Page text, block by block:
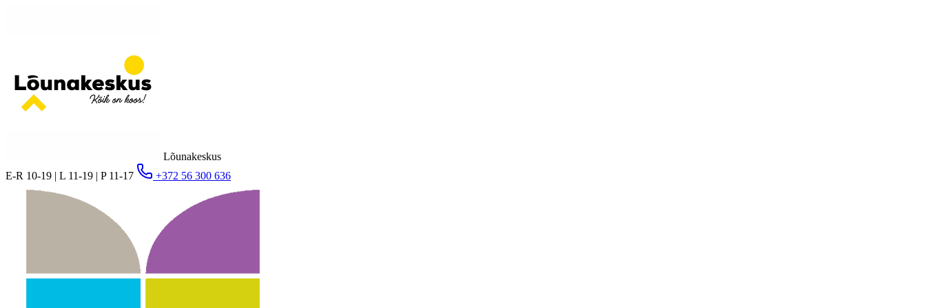
Lõunakeskus
E-R 10-19 | L 11-19 | P 11-17
+372 56 300 636